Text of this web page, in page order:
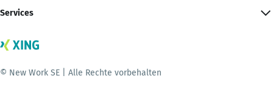
Services
© New Work SE | Alle Rechte vorbehalten